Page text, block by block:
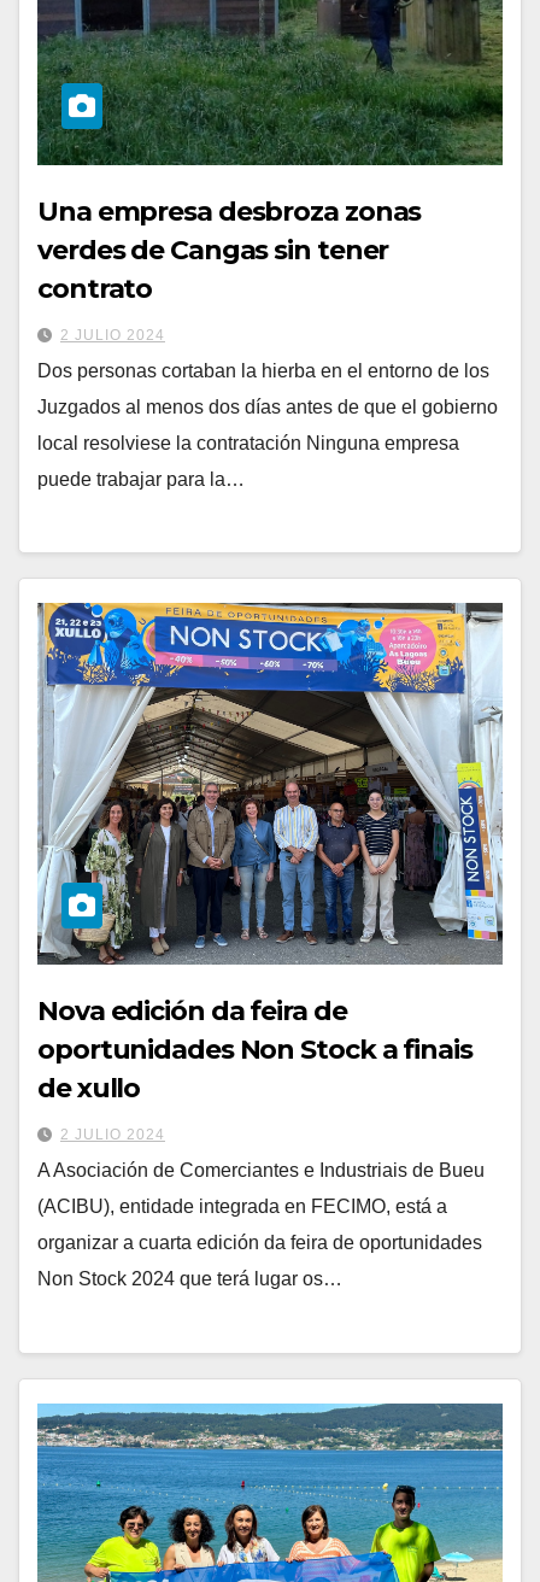
Una empresa desbroza zonas
verdes de Cangas sin tener
contrato
2 JULIO 2024
Dos personas cortaban la hierba en el entorno de los
Juzgados al menos dos días antes de que el gobierno
local resolviese la contratación Ninguna empresa
puede trabajar para la…
Nova edición da feira de
oportunidades Non Stock a finais
de xullo
2 JULIO 2024
A Asociación de Comerciantes e Industriais de Bueu
(ACIBU), entidade integrada en FECIMO, está a
organizar a cuarta edición da feira de oportunidades
Non Stock 2024 que terá lugar os…